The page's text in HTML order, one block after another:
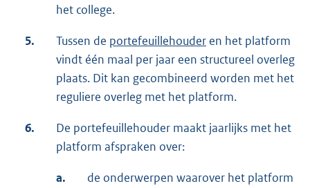
het college.
5. Tussen de portefeuillehouder en het platform
vindt één maal per jaar een structureel overleg
plaats. Dit kan gecombineerd worden met het
reguliere overleg met het platform.
6.
De portefeuillehouder maakt jaarlijks met het
platform afspraken over:
a.
de onderwerpen waarover het platform